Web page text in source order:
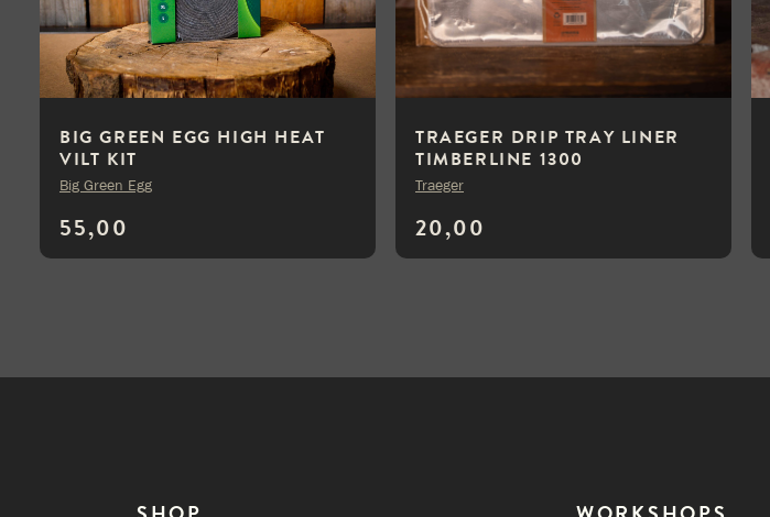
BIG GREEN EGG HIGH HEAT
VILT KIT
LARGE/XLARGE/XXLARGE
55,00
Big Green Egg
TRAEGER DRIP TRAY LINER
TIMBERLINE 1300
20,00
Traeger